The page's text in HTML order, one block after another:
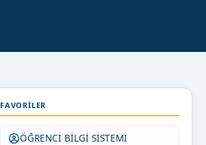
FAVORILER
ÖĞRENCİ BİLGİ SİSTEMİ